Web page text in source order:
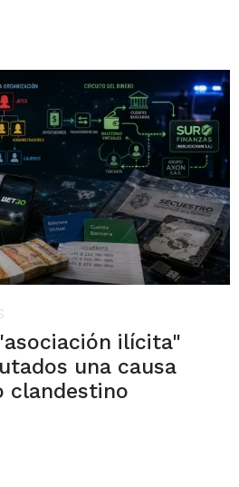
ilícita"
una causa
clandestino